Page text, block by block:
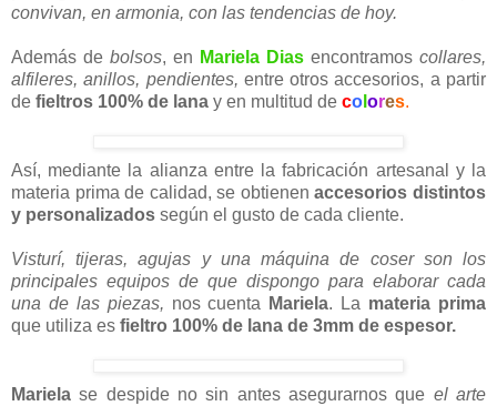
convivan, en armonia, con las tendencias de hoy.
Además de bolsos, en Mariela Dias encontramos collares,
alfileres, anillos, pendientes, entre otros accesorios, a partir
de fieltros 100% de lana y en multitud de co ores.
Así, mediante la alianza entre la fabricación artesanal y la
materia prima de calidad, se obtienenaccesorios distintos
y personalizados según el gusto de cada cliente.
Visturí, tijeras, agujas y una máquina de coser son los
principales equipos de que dispongo para elaborar cada
una de las piezas, nos cuenta Mariela. La materia prima
que utiliza es fieltro 100% de lana de 3mm de espesor.
Marielase despide no sin antes asegurarnos que el arte